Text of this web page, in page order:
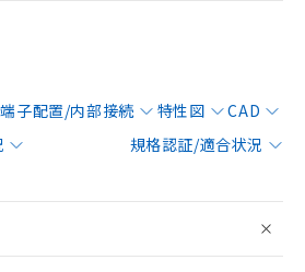
端子配置/内部接続 特性図
CAD
規格認証/適合状況